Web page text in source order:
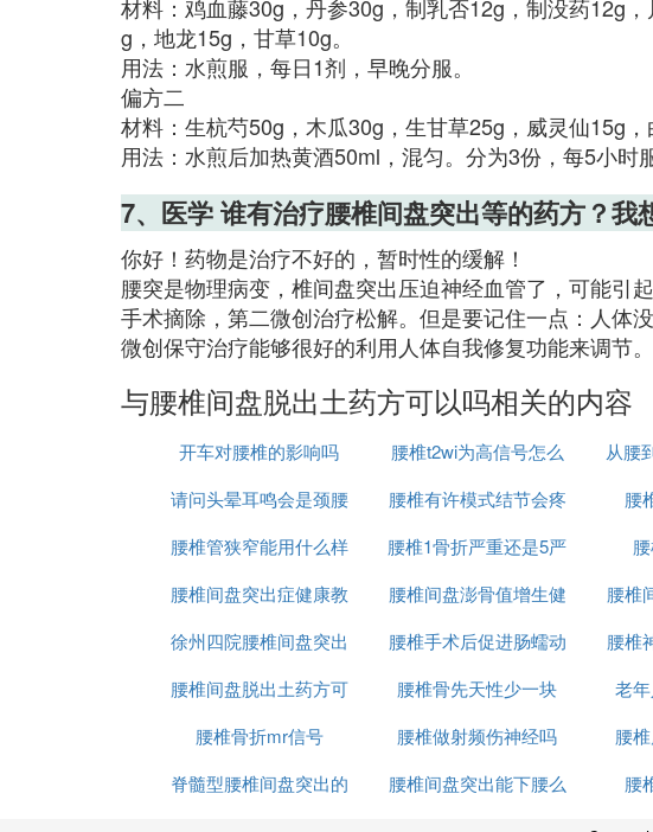
材料：鸡血藤30g，丹参30g，制乳否12g，制没药12g
g，地龙15g，甘草10g。
用法：水煎服，每日1剂，早晚分服。
偏方二
材料：生杭芍50g，木瓜30g，生甘草25g，威灵仙15g
用法：水煎后加热黄酒50ml，混匀。分为3份，每5小时
7、医学 谁有治疗腰椎间盘突出等的药方？
你好！药物是治疗不好的，暂时性的缓解！
腰突是物理病变，椎间盘突出压迫神经血管了，可能引
手术摘除，第二微创治疗松解。但是要记住一点：人体
微创保守治疗能够很好的利用人体自我修复功能来调节
与腰椎间盘脱出土药方可以吗相关的内容
开车对腰椎的影响吗
腰椎t2wi为高信号怎么
回事
从腰
请问头晕耳鸣会是颈腰
椎引起的
腰椎有许模式结节会疼
吗
腰
腰椎管狭窄能用什么样
的理疗议
腰椎1骨折严重还是5严
重
腰椎间盘突出症健康教
育处方
腰椎间盘澎骨值增生健
身操
腰椎
徐州四院腰椎间盘突出
手术
腰椎手术后促进肠蠕动
腰椎
腰椎间盘脱出土药方可
以吗
腰椎骨先天性少一块 老
腰椎骨折mr信号
腰椎做射频伤神经吗
腰
脊髓型腰椎间盘突出的
腰椎间盘突出能下腰么 腰